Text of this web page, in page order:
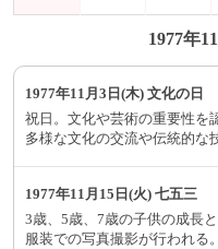
1977年
1977年11月3日(木) 文化の日
祝日。文化や芸術の重要性を
多様な文化の交流や伝統的な
1977年11月15日(火) 七五三
3歳、5歳、7歳の子供の成長
服装での写真撮影が行われる。